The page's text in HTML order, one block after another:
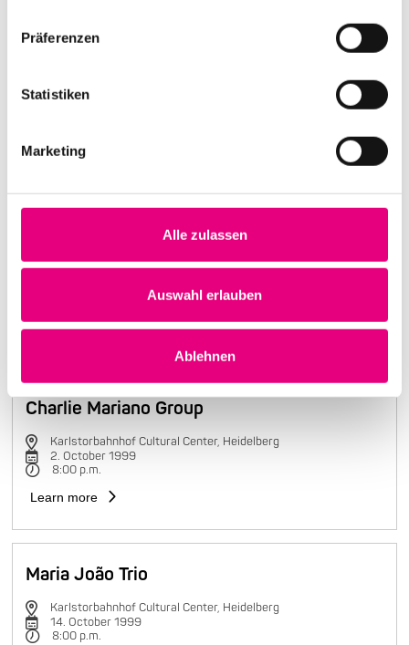
Präferenzen
Statistiken
Marketing
Alle zulassen
Auswahl erlauben
Ablehnen
Nightmares on Wax
Learn more
Charlie Mariano Group
Karlstorbahnhof Cultural Center, Heidelberg
2. October 1999
8:00 p.m.
Learn more
Maria João Trio
Karlstorbahnhof Cultural Center, Heidelberg
14. October 1999
8:00 p.m.